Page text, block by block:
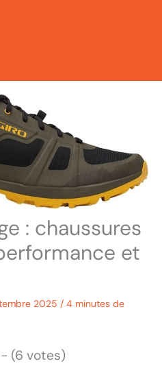
: chaussures
et
2025 / 4 minutes de
(6 votes)